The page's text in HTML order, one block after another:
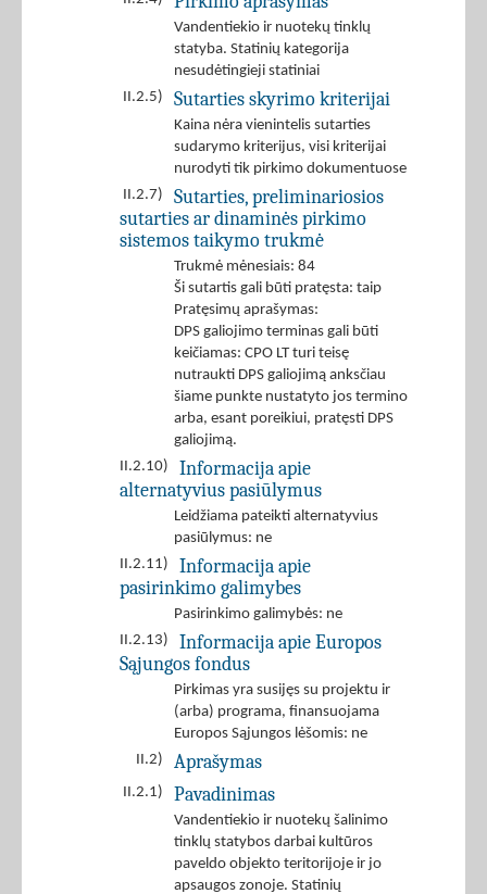
Vandentiekio ir nuotekų tinklų
statyba. Statinių kategorija
nesudėtingieji statiniai
II.2.5)
Sutarties skyrimo kriterijai
Kaina nėra vienintelis sutarties
sudarymo kriterijus, visi kriterijai
nurodyti tik pirkimo dokumentuose
II.2.7)
Sutarties, preliminariosios
sutarties ar dinaminės pirkimo
sistemos taikymo trukmė
Trukmė mėnesiais: 84
Ši sutartis gali būti pratęsta: taip
Pratęsimų aprašymas:
DPS galiojimo terminas gali būti
keičiamas: CPO LT turi teisę
nutraukti DPS galiojimą anksčiau
šiame punkte nustatyto jos termino
arba, esant poreikiui, pratęsti DPS
galiojimą.
II.2.10)
Informacija apie
alternatyvius pasiūlymus
Leidžiama pateikti alternatyvius
pasiūlymus: ne
II.2.11)
Informacija apie
pasirinkimo galimybes
Pasirinkimo galimybės: ne
II.2.13)
Informacija apie Europos
Sąjungos fondus
Pirkimas yra susijęs su projektu ir
(arba) programa, finansuojama
Europos Sąjungos lėšomis: ne
II.2)
Aprašymas
II.2.1) Pavadinimas
Vandentiekio ir nuotekų šalinimo
tinklų statybos darbai kultūros
paveldo objekto teritorijoje ir jo
apsaugos zonoje. Statinių